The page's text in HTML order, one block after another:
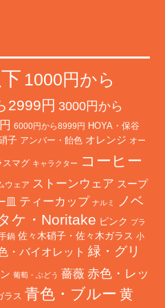
1000円から
2999円 3000円から
6000円から8999円 HOYA・保谷
子 アンバー・飴色 オレンジ オー
スマグ キャラクター
コーヒー
ウェア ストーンウェア スープ
皿 ティーカップ ナルミ
ノベ
ケ・Noritake ピンク プラ
鍋 佐々木硝子・佐々木ガラス 小
・バイオレット 緑・グリ
葡萄・ぶどう 薔薇 赤色・レッ
ラス 青色・ブルー 黄